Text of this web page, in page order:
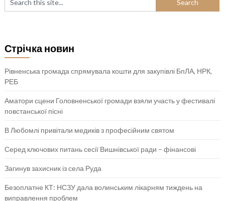
Стрічка новин
Рівненська громада спрямувала кошти для закупівлі БпЛА, НРК,
РЕБ
Аматори сцени Головненської громади взяли участь у фестивалі
повстанської пісні
В Любомлі привітали медиків з професійним святом
Серед ключових питань сесії Вишнівської ради – фінансові
Загинув захисник із села Руда
Безоплатне КТ: НСЗУ дала волинським лікарням тиждень на
виправлення проблем